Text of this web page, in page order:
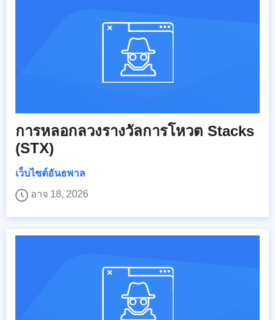
การหลอกลวงรางวัลการโหวต Stacks
(STX)
เว็บไซต์อันธพาล
อาจ 18, 2026